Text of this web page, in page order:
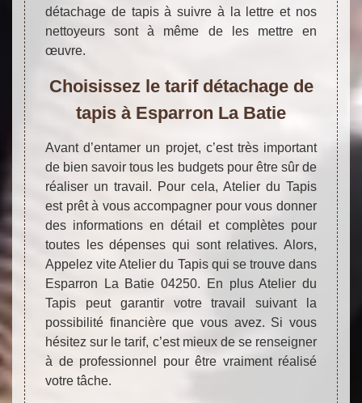
détachage de tapis à suivre à la lettre et nos
nettoyeurs sont à même de les mettre en
œuvre.
Choisissez le tarif détachage de
tapis à Esparron La Batie
Avant d’entamer un projet, c’est très important
de bien savoir tous les budgets pour être sûr de
réaliser un travail. Pour cela, Atelier du Tapis
est prêt à vous accompagner pour vous donner
des informations en détail et complètes pour
toutes les dépenses qui sont relatives. Alors,
Appelez vite Atelier du Tapis qui se trouve dans
Esparron La Batie 04250. En plus Atelier du
Tapis peut garantir votre travail suivant la
possibilité financière que vous avez. Si vous
hésitez sur le tarif, c’est mieux de se renseigner
à de professionnel pour être vraiment réalisé
votre tâche.